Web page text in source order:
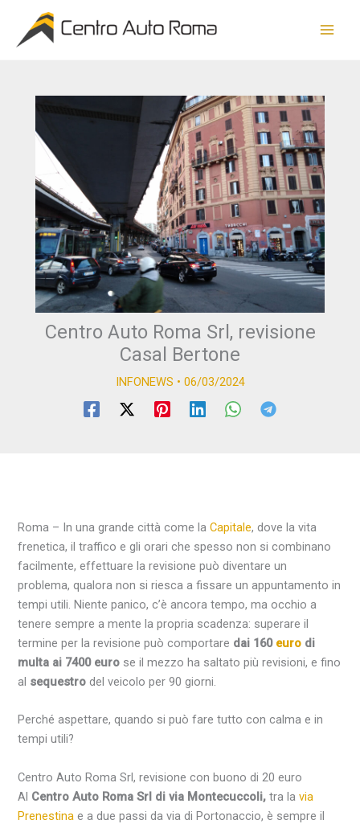
contenuto
Centro Auto Roma Srl, revisione
Casal Bertone
INFONEWS • 06/03/2024
Roma – In una grande città come laCapitale, dove la vita
frenetica, il traffico e gli orari che spesso non si combinano
facilmente, effettuare la revisione può diventare un
problema, qualora non si riesca a fissare un appuntamento in
tempi utili. Niente panico, c’è ancora tempo, ma occhio a
tenere sempre a mente la propria scadenza: superare il
termine per la revisione può comportare dai 160 euro di
multa ai 7400 euro se il mezzo ha saltato più revisioni, e fino
al sequestrodel veicolo per 90 giorni.
Perché aspettare, quando si può fare tutto con calma e in
tempi utili?
Centro Auto Roma Srl, revisione con buono di 20 euro
Al Centro Auto Roma Srl di via Montecuccoli, tra lavia
Prenestina e a due passi da via diPortonaccio, è sempre il